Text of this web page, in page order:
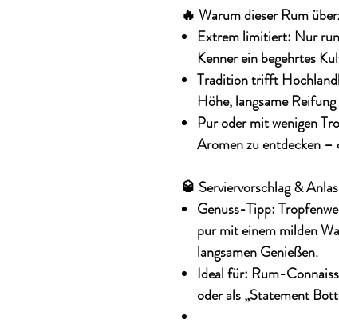
🔥 Warum dieser Rum
Extrem limitiert: Nur
Kenner ein begehrtes
Tradition trifft
Höhe, langsame
Pur oder mit wenigen
Aromen zu entdecken –
🥃 Serviervorschlag &
Genuss-Tipp:
pur mit einem milden
langsamen Genießen.
Ideal für: Rum-
oder als „Statement